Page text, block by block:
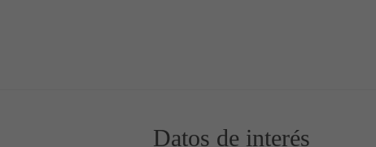
a Paso
una Alternativa Vegana Llena de Sabor
Datos de interés